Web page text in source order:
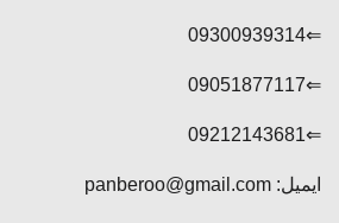
⇐09300939314
⇐09051877117
⇐09212143681
ایمیل: panberoo@gmail.com